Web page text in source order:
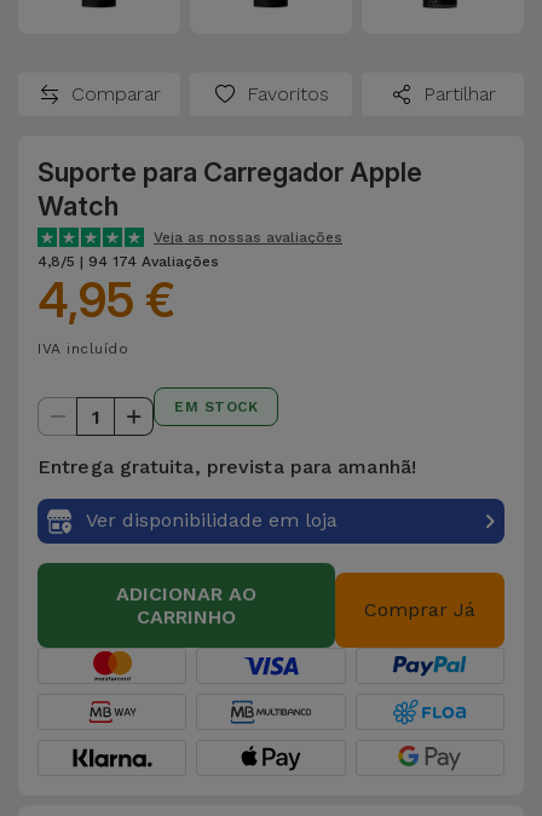
Comparar Favoritos Partilhar
Suporte para Carregador Apple
Watch
Veja as nossas avaliações
4,8/5 | 94 174 Avaliações
4,95 €
IVA incluído
1 EM STOCK
Entrega gratuita, prevista para amanhã!
Ver disponibilidade em loja
ADICIONAR AO
CARRINHO
Comprar Já